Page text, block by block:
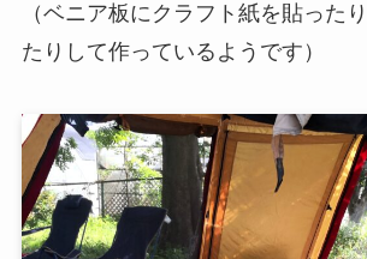
（ベニア板にクラフト紙を貼った
たりして作っているようです）